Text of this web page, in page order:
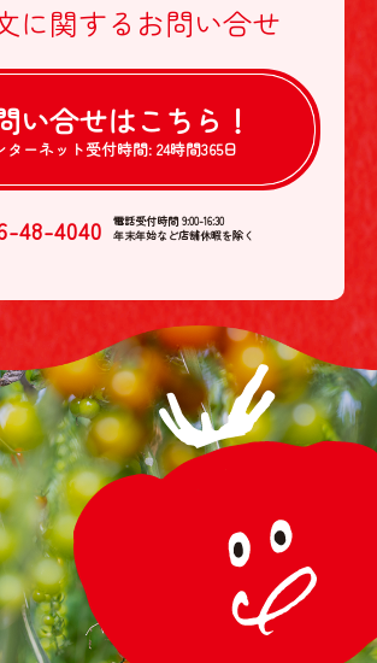
に関する お問い合せ
い合せはこちら！
ターネット受付時間: 24時間365日
48-4040
電話受付時間 9:00-16:30
年末年始など店舗休暇を除く